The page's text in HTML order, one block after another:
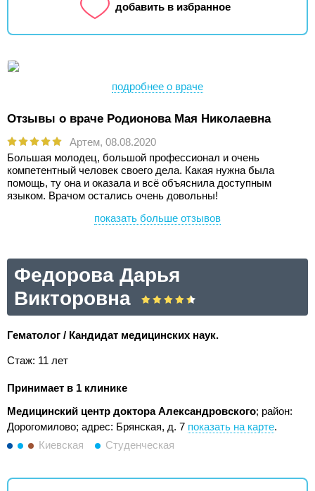
добавить в избранное
подробнее о враче
Отзывы о враче Родионова Мая Николаевна
Артем, 08.08.2020
Большая молодец, большой профессионал и очень
компетентный человек своего дела. Какая нужна была
помощь, ту она и оказала и всё объяснила доступным
языком. Врачом остались очень довольны!
показать больше отзывов
Федорова Дарья
Викторовна
Гематолог / Кандидат медицинских наук.
Стаж: 11 лет
Принимает в 1 клинике
Медицинский центр доктора Александровского; район:
Дорогомилово; адрес: Брянская, д. 7 показать на карте.
Киевская
Студенческая